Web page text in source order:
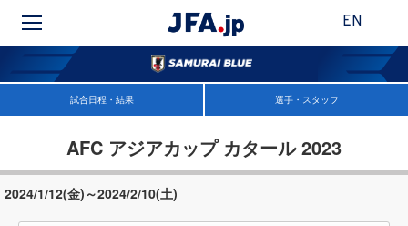
EN
試合日程・結果 選手・スタッフ
AFC アジアカップ カタール 2023
2024/1/12(金)～2024/2/10(土)